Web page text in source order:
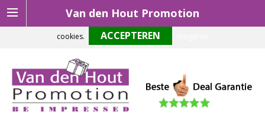
Van den Hout Promotion
Om onze website optimaal te laten functioneren maken wij gebruik van
cookies.